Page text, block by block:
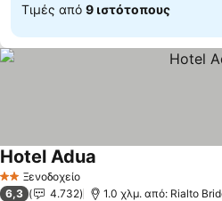
Τιμές από 9 ιστότοπους
2 ΑστέριαΞενοδοχείο
Hotel Adua
6,3 4.732 1.0 χλμ. από: Rialto